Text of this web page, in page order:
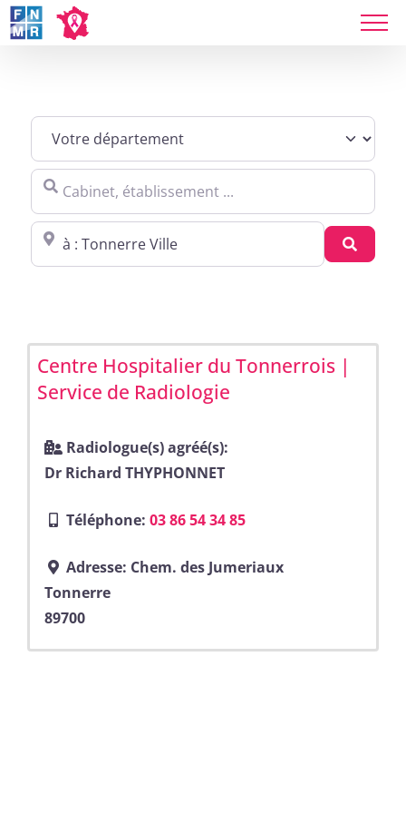
Skip
to
Cabinet, établissement ...
Proche de : ville, cp, lieu ...
Centre Hospitalier du Tonnerrois |
Service de Radiologie
Radiologue(s) agréé(s):
Dr Richard THYPHONNET
Téléphone: 03 86 54 34 85
Adresse: Chem. des Jumeriaux
Tonnerre
89700